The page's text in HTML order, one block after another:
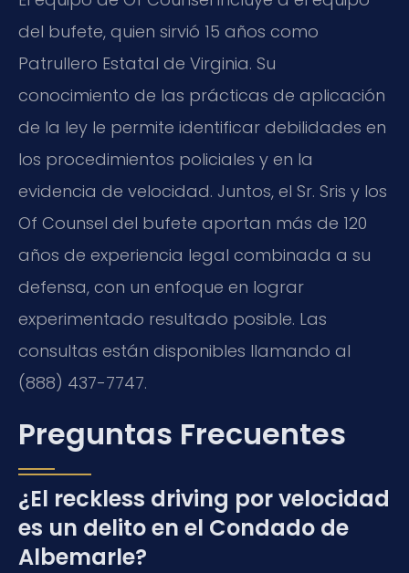
del bufete, quien sirvió 15 años como
Patrullero Estatal de Virginia. Su
conocimiento de las prácticas de aplicación
de la ley le permite identificar debilidades en
los procedimientos policiales y en la
evidencia de velocidad. Juntos, el Sr. Sris y los
Of Counsel del bufete aportan más de 120
años de experiencia legal combinada a su
defensa, con un enfoque en lograr
experimentado resultado posible. Las
consultas están disponibles llamando al
(888) 437-7747.
Preguntas Frecuentes
¿El reckless driving por velocidad
es un delito en el Condado de
Albemarle?